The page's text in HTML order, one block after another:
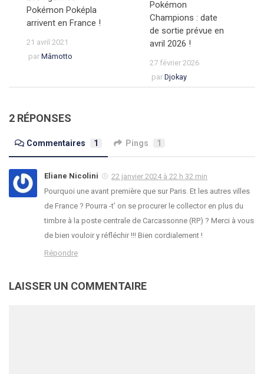
Pokémon Poképla
arrivent en France !
21 avril 2021
par Mâmotto
Pokémon
Champions : date
de sortie prévue en
avril 2026 !
27 février 2026
par Djokay
2 RÉPONSES
Commentaires 1 Pings 1
Eliane Nicolini
22 janvier 2024 à 22 h 32 min
Pourquoi une avant première que sur Paris. Et les autres villes
de France ? Pourra -t’ on se procurer le collector en plus du
timbre à la poste centrale de Carcassonne (RP) ? Merci à vous
de bien vouloir y réfléchir !!! Bien cordialement !
Répondre
LAISSER UN COMMENTAIRE